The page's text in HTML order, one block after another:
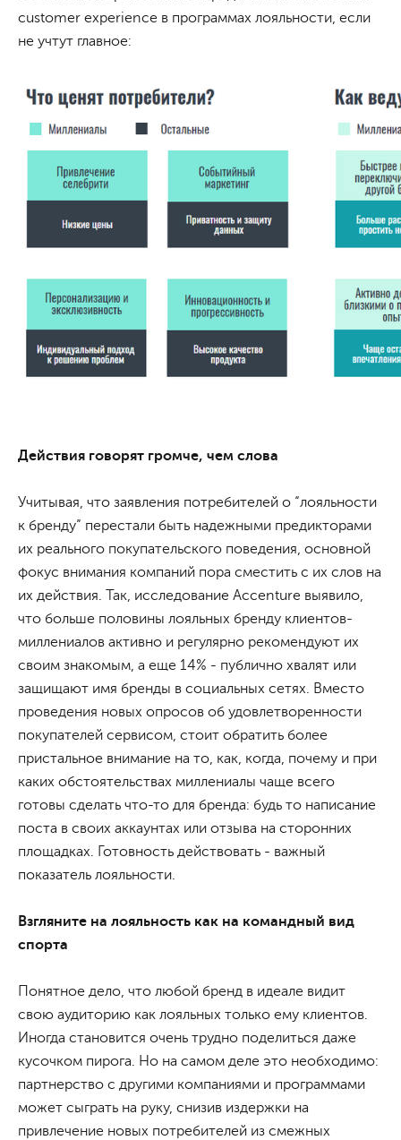
customer experience в программах лояльности, если
не учтут главное:
Действия говорят громче, чем слова
Учитывая, что заявления потребителей о “лояльности
к бренду” перестали быть надежными предикторами
их реального покупательского поведения, основной
фокус внимания компаний пора сместить с их слов на
их действия. Так, исследование Accenture выявило,
что больше половины лояльных бренду клиентов-
миллениалов активно и регулярно рекомендуют их
своим знакомым, а еще 14% - публично хвалят или
защищают имя бренды в социальных сетях. Вместо
проведения новых опросов об удовлетворенности
покупателей сервисом, стоит обратить более
пристальное внимание на то, как, когда, почему и при
каких обстоятельствах миллениалы чаще всего
готовы сделать что-то для бренда: будь то написание
поста в своих аккаунтах или отзыва на сторонних
площадках. Готовность действовать - важный
показатель лояльности.
Взгляните на лояльность как на командный вид
спорта
Понятное дело, что любой бренд в идеале видит
свою аудиторию как лояльных только ему клиентов.
Иногда становится очень трудно поделиться даже
кусочком пирога. Но на самом деле это необходимо:
партнерство с другими компаниями и программами
может сыграть на руку, снизив издержки на
привлечение новых потребителей из смежных